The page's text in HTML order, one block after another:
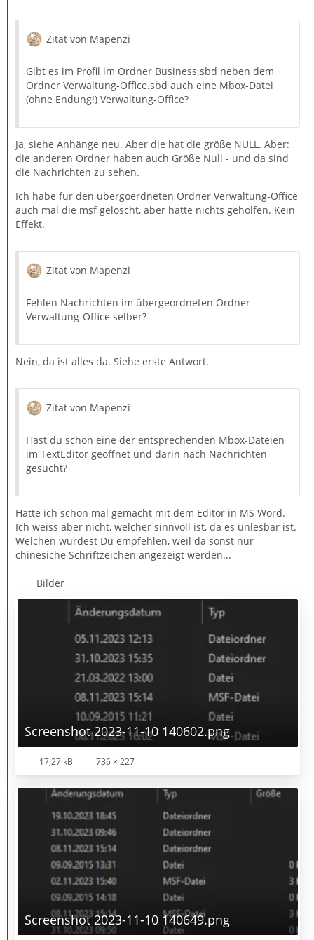
Zitat von Mapenzi
Gibt es im Profil im Ordner Business.sbd neben dem
Ordner Verwaltung-Office.sbd auch eine Mbox-Datei
(ohne Endung!) Verwaltung-Office?
Ja, siehe Anhänge neu. Aber die hat die größe NULL. Aber:
die anderen Ordner haben auch Größe Null - und da sind
die Nachrichten zu sehen.
Ich habe für den übergoerdneten Ordner Verwaltung-Office
auch mal die msf gelöscht, aber hatte nichts geholfen. Kein
Effekt.
Zitat von Mapenzi
Fehlen Nachrichten im übergeordneten Ordner
Verwaltung-Office selber?
Nein, da ist alles da. Siehe erste Antwort.
Zitat von Mapenzi
Hast du schon eine der entsprechenden Mbox-Dateien
im TextEditor geöffnet und darin nach Nachrichten
gesucht?
Hatte ich schon mal gemacht mit dem Editor in MS Word.
Ich weiss aber nicht, welcher sinnvoll ist, da es unlesbar ist.
Welchen würdest Du empfehlen, weil da sonst nur
chinesiche Schriftzeichen angezeigt werden...
Bilder
Screenshot 2023-11-10 140602.png
17,27 kB 736 × 227
Screenshot 2023-11-10 140649.png